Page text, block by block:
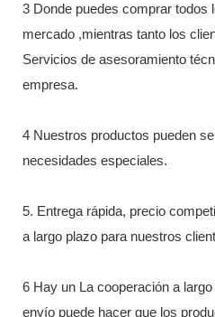
3 Donde puedes comprar todos
mercado ,mientras tanto los
Servicios de asesoramiento
empresa.
4 Nuestros productos pueden
necesidades especiales.
5. Entrega rápida, precio
a largo plazo para nuestros
6 Hay un La cooperación a
envío puede hacer que los